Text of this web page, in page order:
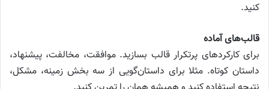
کنید.
قالب‌های آماده
برای کارکردهای پرتکرار قالب بسازید. موافقت، مخالفت، پیشنهاد،
داستان کوتاه. مثلا برای داستان‌گویی از سه بخش زمینه، مشکل،